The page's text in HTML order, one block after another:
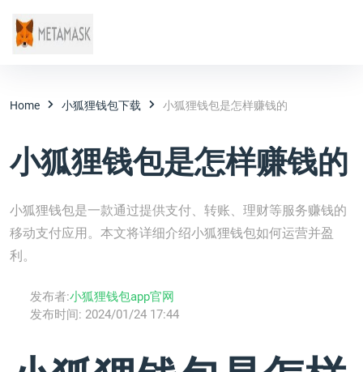
Home 小狐狸钱包下载 小狐狸钱包是怎样赚钱的
小狐狸钱包是怎样赚钱的
小狐狸钱包是一款通过提供支付、转账、理财等服务赚钱的
移动支付应用。本文将详细介绍小狐狸钱包如何运营并盈
利。
发布者:小狐狸钱包app官网
发布时间: 2024/01/24 17:44